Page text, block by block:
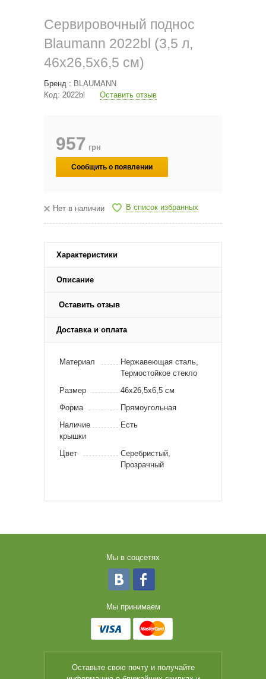
Сервировочный поднос
Blaumann 2022bl (3,5 л,
46х26,5х6,5 см)
Бренд : BLAUMANN
Код: 2022bl Оставить отзыв
957 грн
Сообщить о появлении
Нет в наличии В список избранных
Характеристики
Описание
Оставить отзыв
Доставка и оплата
Материал
Нержавеющая сталь,
Термостойкое стекло
Размер
46х26,5х6,5 см
Форма
Прямоугольная
Наличие
крышки
Есть
Цвет
Серебристый,
Прозрачный
Мы в соцсетях
Мы принимаем
Оставьте свою почту и получайте